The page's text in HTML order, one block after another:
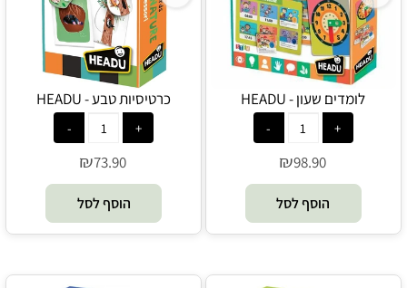
לומדים שעון - HEADU
₪98.90
הוסף לסל
כרטיסיות טבע - HEADU
₪73.90
הוסף לסל